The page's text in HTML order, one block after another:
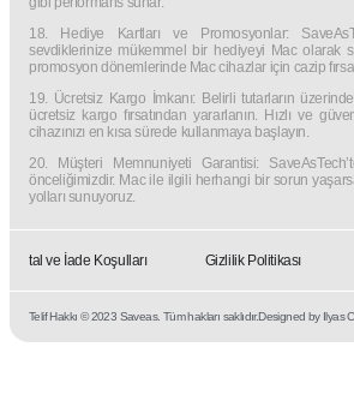
18. Hediye Kartları ve Promosyonlar:
sevdiklerinize mükemmel bir hediyeyi Mac olarak
promosyon dönemlerinde Mac cihazlar için cazip
19. Ücretsiz Kargo İmkanı: Belirli tutarların
ücretsiz kargo fırsatından yararlanın. Hızlı ve
cihazınızı en kısa sürede kullanmaya başlayın.
20. Müşteri Memnuniyeti Garantisi:
önceliğimizdir. Mac ile ilgili herhangi bir sorun
yolları sunuyoruz.
İptal ve İade Koşulları Gizlilik Politikası
Telif Hakkı © 2023 Saveas. Tüm hakları saklıdır.Designed by Ilyas